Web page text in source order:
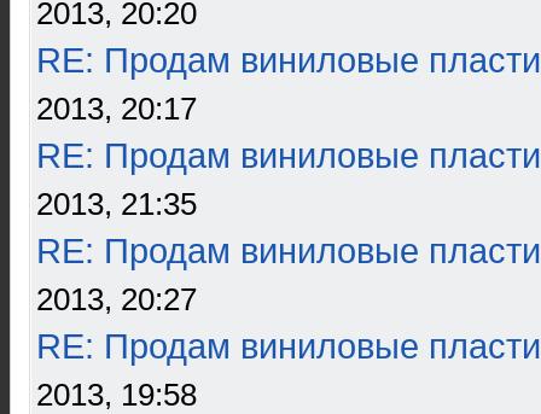
2013, 20:20
RE: Продам виниловые
2013, 20:17
RE: Продам виниловые
2013, 21:35
RE: Продам виниловые
2013, 20:27
RE: Продам виниловые
2013, 19:58